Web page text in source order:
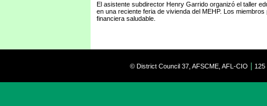
El asistente subdirector Henry Garrido organizó el taller
en una reciente feria de vivienda del MEHP. Los
financiera saludable.
© District Council 37, AFSCME, AFL-CIO 125